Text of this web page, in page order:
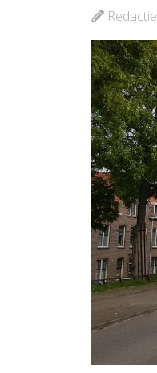
Redactie
Bekijk de pagina